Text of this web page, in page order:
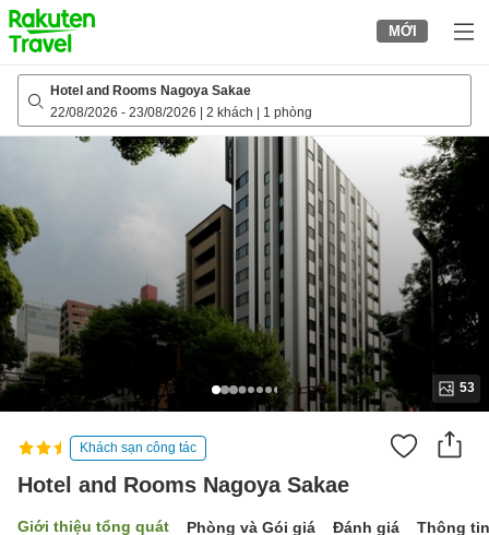
to
top
page
MỚI
Hotel and Rooms Nagoya Sakae
22/08/2026 - 23/08/2026 2 khách 1 phòng
53
Khách sạn công tác
Hotel and Rooms Nagoya Sakae
Giới thiệu tổng quát Phòng và Gói giá Đánh giá Thông